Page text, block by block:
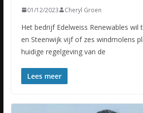
01/12/2023 Cheryl Groen
Het bedrijf Edelweiss Renewables wil
en Steenwijk vijf of zes windmolens
huidige regelgeving van de
Lees meer